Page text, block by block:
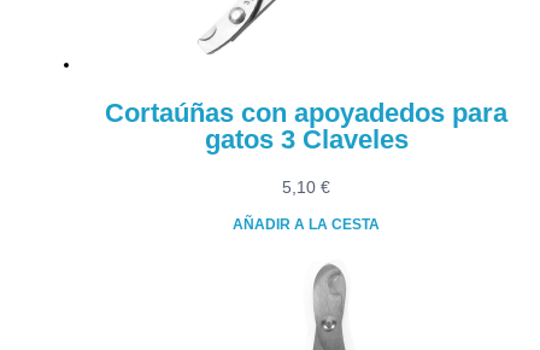
Cortaúñas con apoyadedos para
gatos 3 Claveles
5,10 €
AÑADIR A LA CESTA